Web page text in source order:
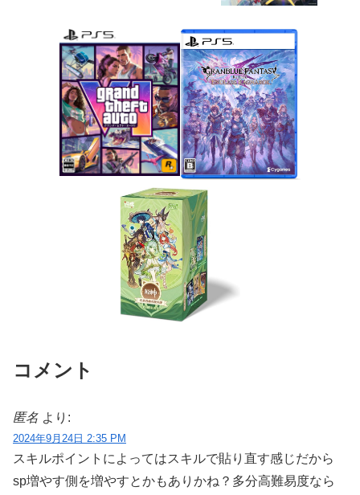
コメント
匿名 より:
2024年9月24日 2:35 PM
スキルポイントによってはスキルで貼り直す感じだから
sp増やす側を増やすとかもありかね？多分高難易度なら